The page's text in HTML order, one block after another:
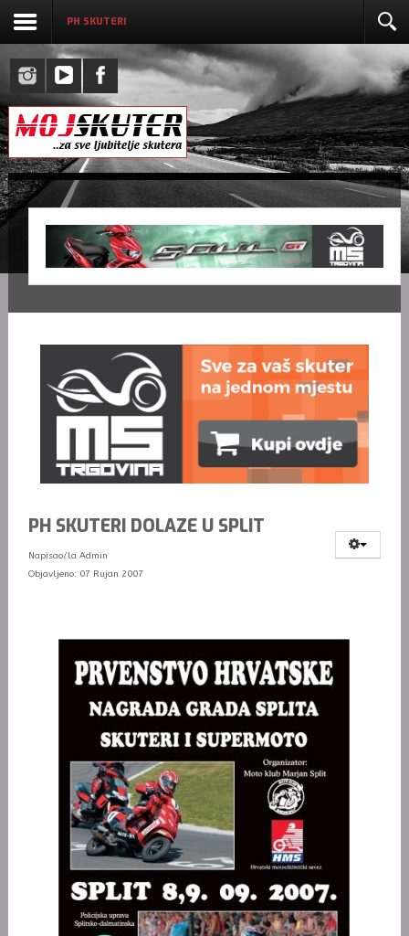
PH SKUTERI
PH SKUTERI DOLAZE U SPLIT
Napisao/la Admin
Objavljeno: 07 Rujan 2007